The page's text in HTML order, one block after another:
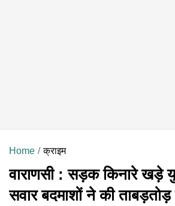
Home क्राइम
वाराणसी : सड़क किनारे खड़े
सवार बदमाशों ने की